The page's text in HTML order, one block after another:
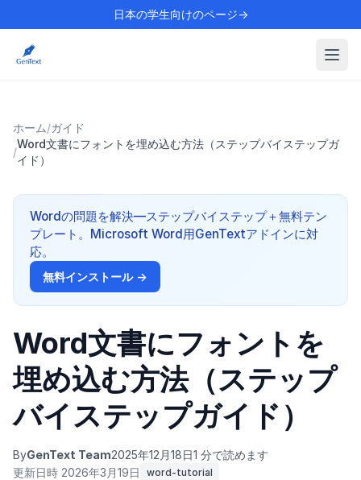
日本の学生向けのページ→
ホーム/ガイド
/
Word文書にフォントを埋め込む方法（ステップバイステップガ
イド）
Wordの問題を解決—ステップバイステップ＋無料テン
プレート。Microsoft Word用GenTextアドインに対
応。
無料インストール →
Word文書にフォントを
埋め込む方法（ステップ
バイステップガイド）
ByGenText Team2025年12月18日1 分で読めます
更新日時 2026年3月19日
word-tutorial